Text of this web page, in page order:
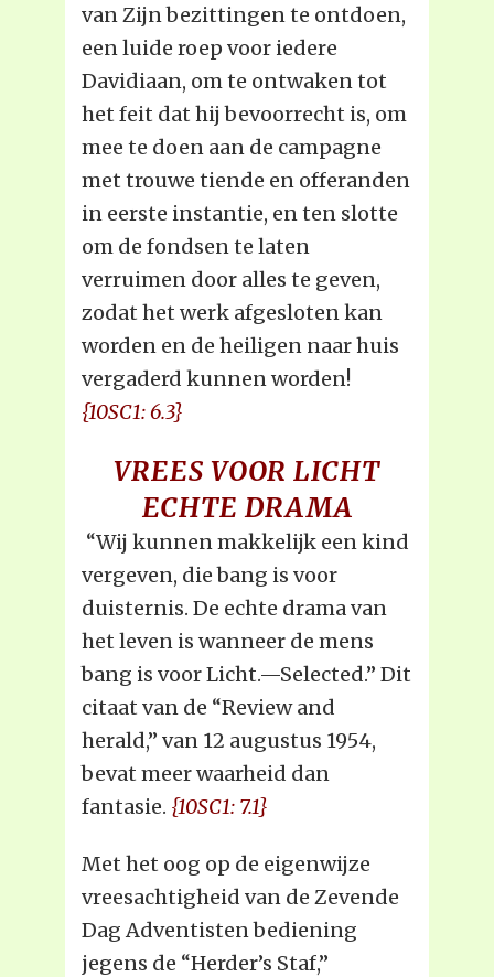
van Zijn bezittingen te ontdoen,
een luide roep voor iedere
Davidiaan, om te ontwaken tot
het feit dat hij bevoorrecht is, om
mee te doen aan de campagne
met trouwe tiende en offeranden
in eerste instantie, en ten slotte
om de fondsen te laten
verruimen door alles te geven,
zodat het werk afgesloten kan
worden en de heiligen naar huis
vergaderd kunnen worden!
{10SC1: 6.3}
VREES VOOR LICHT
ECHTE DRAMA
“Wij kunnen makkelijk een kind
vergeven, die bang is voor
duisternis. De echte drama van
het leven is wanneer de mens
bang is voor Licht.—Selected.” Dit
citaat van de “Review and
herald,” van 12 augustus 1954,
bevat meer waarheid dan
fantasie. {10SC1: 7.1}
Met het oog op de eigenwijze
vreesachtigheid van de Zevende
Dag Adventisten bediening
jegens de “Herder’s Staf,”